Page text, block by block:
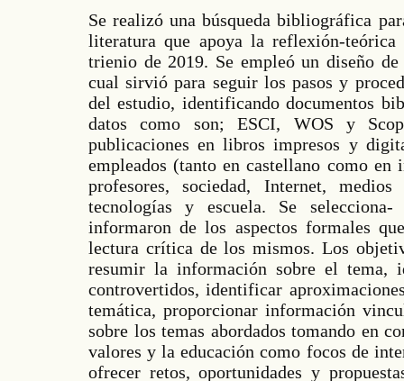
Se realizó una búsqueda bibliográfica
literatura que apoya la reflexión-
trienio de 2019. Se empleó un diseño
cual sirvió para seguir los pasos y
del estudio, identificando documentos
datos como son; ESCI, WOS y
publicaciones en libros impresos y
empleados (tanto en castellano como en
profesores, sociedad, Internet,
tecnologías y escuela. Se
informaron de los aspectos formales
lectura crítica de los mismos. Los
resumir la información sobre el tema,
controvertidos, identificar
temática, proporcionar información
sobre los temas abordados tomando en
valores y la educación como focos de
ofrecer retos, oportunidades y